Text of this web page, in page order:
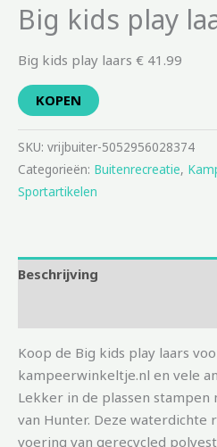
Big kids play
Big kids play laars € 41.99
KOPEN
SKU: vrijbuiter-5052956028374
Categorieën: Buitenrecreatie,
Sportartikelen
Beschrijving
Koop de Big kids play laars
kampeerwinkeltje.nl en vele
Lekker in de plassen stampen
van Hunter. Deze waterdichte
voering van gerecycled